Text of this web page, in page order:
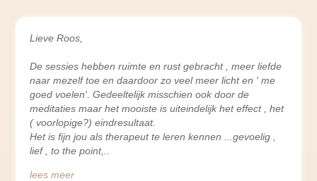
Lieve Roos,
De sessies hebben ruimte en rust gebracht , meer liefde
naar mezelf toe en daardoor zo veel meer licht en ' me
goed voelen'. Gedeeltelijk misschien ook door de
meditaties maar het mooiste is uiteindelijk het effect , het
( voorlopige?) eindresultaat.
Het is fijn jou als therapeut te leren kennen ...gevoelig ,
lief , to the point,
lees meer